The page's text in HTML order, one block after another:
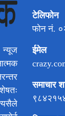
न्यूज
टेलिफोन
फोन नं.
ईमेल
समाचार